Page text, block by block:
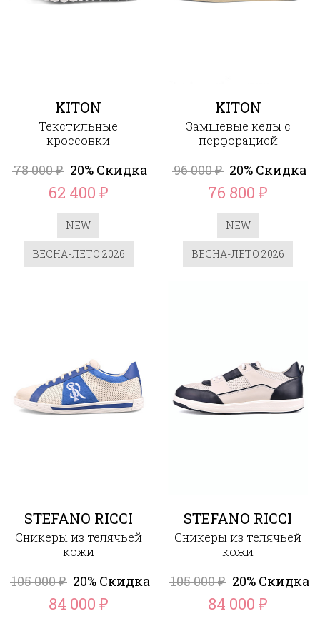
KITON
Текстильные
кроссовки
78 000₽ 20% Скидка
62 400 ₽
NEW
ВЕСНА-ЛЕТО 2026
KITON
Замшевые кеды с
перфорацией
96 000₽ 20% Скидка
76 800₽
NEW
ВЕСНА-ЛЕТО 2026
STEFANO RICCI
Сникеры из телячьей
кожи
105 000₽ 20% Скидка
84 000 ₽
STEFANO RICCI
Сникеры из телячьей
кожи
105 000₽ 20% Скидка
84 000₽